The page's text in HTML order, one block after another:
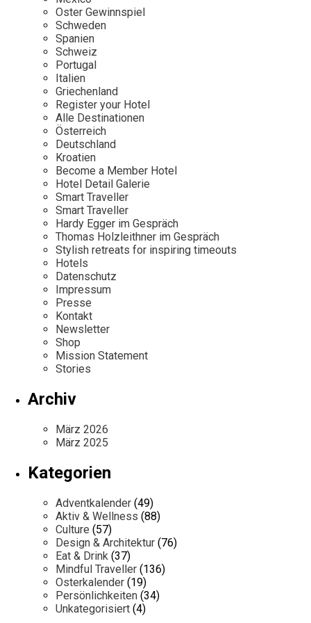
Mexico
Niederlande
Österreich
Portugal
Schweden
Spanien
Schweiz
Persönlichkeiten
Our Story
Career
Kontakt
Impressum
Oster Gewinnspiel
Schweden
Spanien
Schweiz
Portugal
Italien
Griechenland
Register your Hotel
Alle Destinationen
Österreich
Deutschland
Kroatien
Become a Member Hotel
Hotel Detail Galerie
Smart Traveller
Smart Traveller
Hardy Egger im Gespräch
Thomas Holzleithner im Gespräch
Stylish retreats for inspiring timeouts
Hotels
Datenschutz
Impressum
Presse
Kontakt
Newsletter
Shop
Mission Statement
Stories
Archiv
März 2026
März 2025
Kategorien
Adventkalender (49)
Aktiv & Wellness (88)
Culture (57)
Design & Architektur (76)
Eat & Drink (37)
Mindful Traveller (136)
Osterkalender (19)
Persönlichkeiten (34)
Unkategorisiert (4)